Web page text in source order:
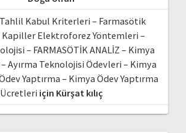
Kabul Kriterleri – Farmasötik
Kapiller Elektroforez Yöntemleri –
– FARMASÖTİK ANALİZ – Kimya
Ayırma Teknolojisi Ödevleri – Kimya
Yaptırma – Kimya Ödev Yaptırma
Ücretleri için Kürşat kılıç